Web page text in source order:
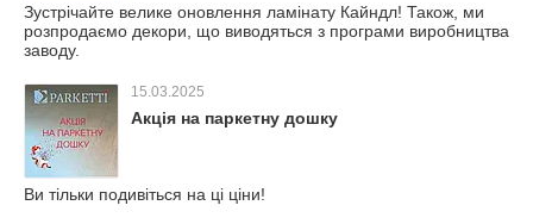
Зустрічайте велике оновлення ламінату Кайндл! Також, ми
розпродаємо декори, що виводяться з програми виробництва
заводу.
15.03.2025
Акція на паркетну дошку
Ви тільки подивіться на ці ціни!